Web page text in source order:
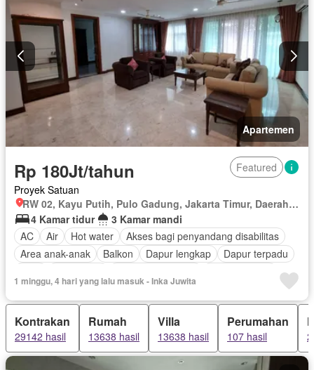
Apartemen
Rp 180Jt/tahun
Featured
Proyek Satuan
RW 02, Kayu Putih, Pulo Gadung, Jakarta Timur, Daerah Khusus Ibukota Jakarta
4 Kamar tidur
3 Kamar mandi
AC
Air Hot water
Akses bagi penyandang disabilitas
Area anak-anak
Balkon Dapur lengkap
Dapur terpadu
Lapangan tenis
Listrik Secure parking
Ruang layanan
Taman Telephone Televisi
Garasi
Teras
Halaman Wifi Berperabot lengkap
1 minggu, 4 hari yang lalu masuk - Inka Juwita
Kontrakan
29142 hasil
Rumah
13638 hasil
Villa
13638 hasil
Perumahan
107 hasil